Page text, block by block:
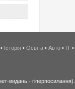
• Історія • Освіта • Авто • IT •
видань - гіперпосилання).